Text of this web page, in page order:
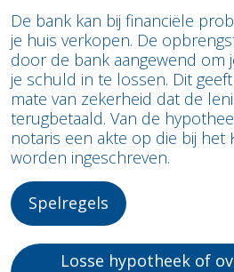
De bank kan bij financiële
je huis verkopen. De
door de bank aangewend om
je schuld in te lossen. Dit
mate van zekerheid dat de
terugbetaald. Van de
notaris een akte op die bij het
worden ingeschreven.
Spelregels
Losse hypotheek of